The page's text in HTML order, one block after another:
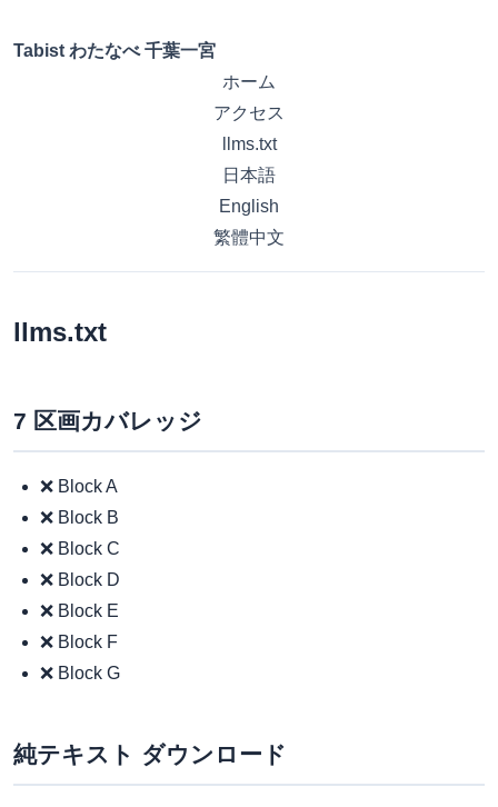
Tabist わたなべ 千葉一宮
ホーム
アクセス
llms.txt
日本語
English
繁體中文
llms.txt
7 区画カバレッジ
❌ Block A
❌ Block B
❌ Block C
❌ Block D
❌ Block E
❌ Block F
❌ Block G
純テキスト ダウンロード